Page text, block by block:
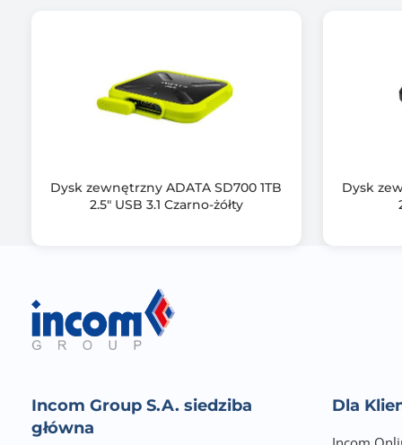
Dysk zewnętrzny ADATA SD700 1TB
2.5" USB 3.1 Czarno-żółty
Dysk
Incom Group S.A. siedziba
główna
Dla